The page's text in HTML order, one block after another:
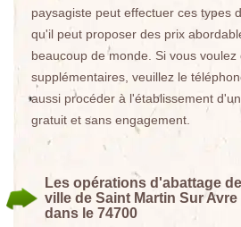
paysagiste peut effectuer ces types
qu'il peut proposer des prix
beaucoup de monde. Si vous
supplémentaires, veuillez le
aussi procéder à l'établissement
gratuit et sans engagement.
Les opérations d'abattage
ville de Saint Martin Sur
dans le 74700